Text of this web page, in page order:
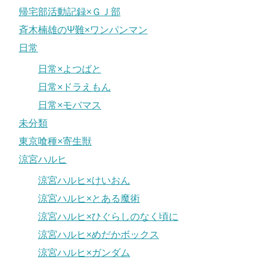
帰宅部活動記録×ＧＪ部
斉木楠雄のΨ難×ワンパンマン
日常
日常×よつばと
日常×ドラえもん
日常×モバマス
未分類
東京喰種×寄生獣
涼宮ハルヒ
涼宮ハルヒ×けいおん
涼宮ハルヒ×とある魔術
涼宮ハルヒ×ひぐらしのなく頃に
涼宮ハルヒ×めだかボックス
涼宮ハルヒ×ガンダム